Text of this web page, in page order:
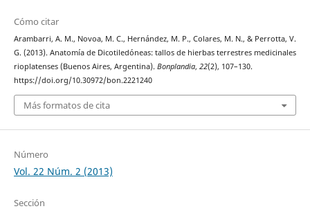
Cómo citar
Arambarri, A. M., Novoa, M. C., Hernández, M. P., Colares, M. N., & Perrotta, V.
G. (2013). Anatomía de Dicotiledóneas: tallos de hierbas terrestres medicinales
rioplatenses (Buenos Aires, Argentina). Bonplandia, 22(2), 107–130.
https://doi.org/10.30972/bon.2221240
Más formatos de cita
Número
Vol. 22 Núm. 2 (2013)
Sección